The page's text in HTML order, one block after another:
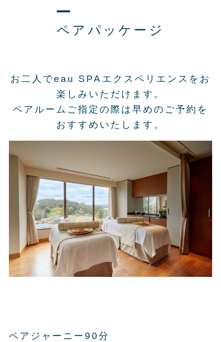
ペアパッケージ
お二人でeau SPAエクスペリエンスをお
楽しみいただけます。
ペアルームご指定の際は早めのご予約を
おすすめいたします。
ペアジャーニー90分